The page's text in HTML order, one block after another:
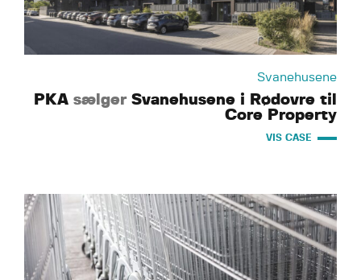
Svanehusene
PKA sælgerSvanehusene i Rødovre til
Core Property
VIS CASE